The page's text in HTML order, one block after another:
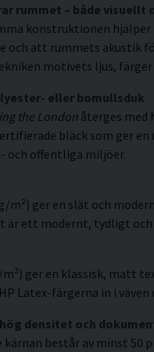
rummet – både visuellt
konstruktionen
och att rummets akustik
motivets ljus,
eller bomullsduk
the Londonåterges med
bläck som ger
och offentliga miljöer.
m²) ger en slät och
är ett modernt, tydligt
ger en klassisk, matt
Latex-färgerna in i
densitet och
kärnan består av minst